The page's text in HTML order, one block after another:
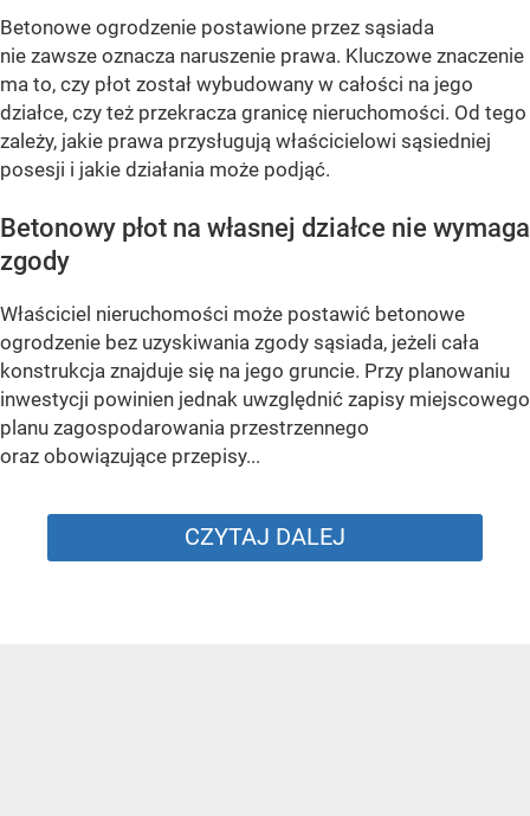
Betonowe ogrodzenie postawione przez sąsiada
nie zawsze oznacza naruszenie prawa. Kluczowe znaczenie
ma to, czy płot został wybudowany w całości na jego
działce, czy też przekracza granicę nieruchomości. Od tego
zależy, jakie prawa przysługują właścicielowi sąsiedniej
posesji i jakie działania może podjąć.
Betonowy płot na własnej działce nie wymaga
zgody
Właściciel nieruchomości może postawić betonowe
ogrodzenie bez uzyskiwania zgody sąsiada, jeżeli cała
konstrukcja znajduje się na jego gruncie. Przy planowaniu
inwestycji powinien jednak uwzględnić zapisy miejscowego
planu zagospodarowania przestrzennego
oraz obowiązujące przepisy...
CZYTAJ DALEJ